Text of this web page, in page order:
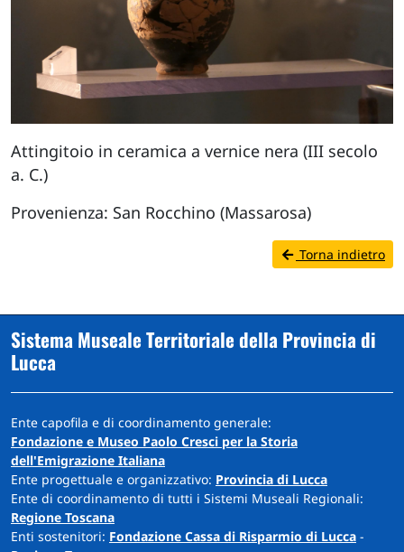
Attingitoio in ceramica a vernice nera (III secolo
a. C.)
Provenienza: San Rocchino (Massarosa)
Torna indietro
Sistema Museale Territoriale della Provincia di
Lucca
Ente capofila e di coordinamento generale:
Fondazione e Museo Paolo Cresci per la Storia
dell'Emigrazione Italiana
Ente progettuale e organizzativo: Provincia di Lucca
Ente di coordinamento di tutti i Sistemi Museali Regionali:
Regione Toscana
Enti sostenitori: Fondazione Cassa di Risparmio di Lucca -